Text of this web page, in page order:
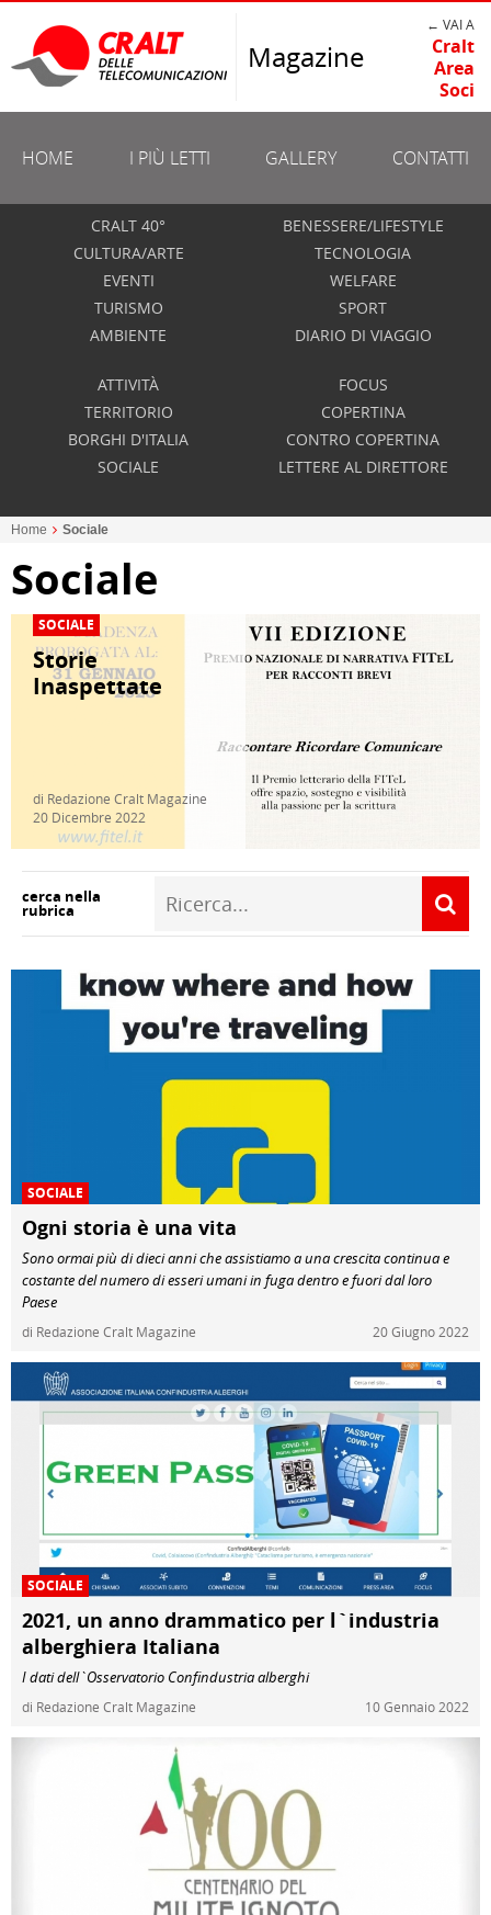
Magazine
← VAI A
Cralt
Area
Soci
HOME I PIÙ LETTI GALLERY CONTATTI
CRALT 40°
CULTURA/ARTE
EVENTI
TURISMO
AMBIENTE
BENESSERE/LIFESTYLE
TECNOLOGIA
WELFARE
SPORT
DIARIO DI VIAGGIO
ATTIVITÀ
TERRITORIO
BORGHI D'ITALIA
SOCIALE
FOCUS
COPERTINA
CONTRO COPERTINA
LETTERE AL DIRETTORE
Home Sociale
Sociale
SOCIALE
Storie
Inaspettate
di Redazione Cralt Magazine
20 Dicembre 2022
cerca nella
rubrica
SOCIALE
Ogni storia è una vita
Sono ormai più di dieci anni che assistiamo a una crescita continua e
costante del numero di esseri umani in fuga dentro e fuori dal loro
Paese
di Redazione Cralt Magazine 20 Giugno 2022
SOCIALE
2021, un anno drammatico per l`industria
alberghiera Italiana
I dati dell`Osservatorio Confindustria alberghi
di Redazione Cralt Magazine 10 Gennaio 2022